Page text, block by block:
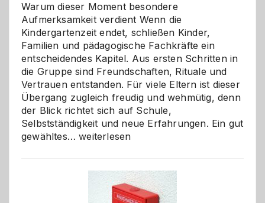
Warum dieser Moment besondere
Aufmerksamkeit verdient Wenn die
Kindergartenzeit endet, schließen Kinder,
Familien und pädagogische Fachkräfte ein
entscheidendes Kapitel. Aus ersten Schritten in
die Gruppe sind Freundschaften, Rituale und
Vertrauen entstanden. Für viele Eltern ist dieser
Übergang zugleich freudig und wehmütig, denn
der Blick richtet sich auf Schule,
Selbstständigkeit und neue Erfahrungen. Ein gut
gewähltes…Abschied
bewusst
weiterlesen